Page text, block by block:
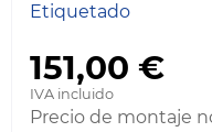
Etiquetado
151,00 €
IVA incluido
Precio de montaje